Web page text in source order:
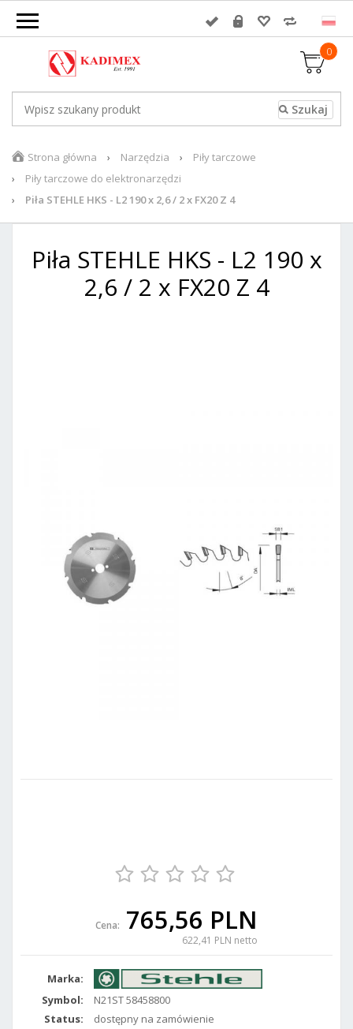
0
Strona główna Narzędzia
Piły tarczowe
Piły tarczowe do elektronarzędzi
Piła STEHLE HKS - L2 190 x 2,6 / 2 x FX20 Z 4
Piła STEHLE HKS - L2 190 x
2,6 / 2 x FX20 Z 4
Cena: 765,56 PLN
622,41 PLN netto
Marka:
Symbol:
N21ST 58458800
Status:
dostępny na zamówienie